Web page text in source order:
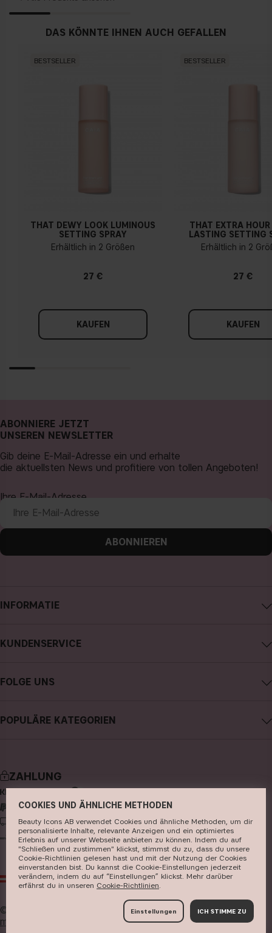
DAS KÖNNTE IHNEN AUCH GEFALLEN
BESTSELLER
THAT DEWY LOOK LUMINOUS
SETTING SPRAY
Erhältlich in 2 Größen
27 €
KAUFEN
BESTSELLER
THAT EXTRA
LASTING SETTING
Erhältlich in 2
27 €
KAUFEN
INFORMATIE
Über CAIA Cosmetics
Datenschutzerklärung
Store
KUNDENSERVICE
Kauf widerrufen
FOLGE UNS
Facebook
Pinterest
POPULÄRE KATEGORIEN
make-up
hautpflege
haarpflege
parfüm
pinsel & zubehör
kits & sets
ABONNIERE JETZT
UNSEREN NEWSLETTER
Gib deine E-Mail-Adresse ein und erhalte
die aktuellsten News und profitiere von tollen Angeboten!
Ihre E-Mail-Adresse
ABONNIEREN
ZAHLUNG
LIEFERUNG
AT EUR
© 2026 Beauty Icons AB. Wir verwenden Cookies - hier
mehr erfahren
COOKIES UND ÄHNLICHE METHODEN
Beauty Icons AB verwendet Cookies und ähnliche Methoden, um dir
personalisierte Inhalte, relevante Anzeigen und ein optimiertes
Erlebnis auf unserer Webseite anbieten zu können. Indem du auf
"Schließen und zustimmen" klickst, stimmst du zu, dass du unsere
Cookie-Richtlinien gelesen hast und mit der Nutzung der Cookies
einverstanden bist. Du kannst die Cookie-Einstellungen jederzeit
verändern, indem du auf “Einstellungen” klickst. Mehr darüber
erfährst du in unseren ​ Cookie-Richtlinien​.
Einstellungen ICH STIMME ZU